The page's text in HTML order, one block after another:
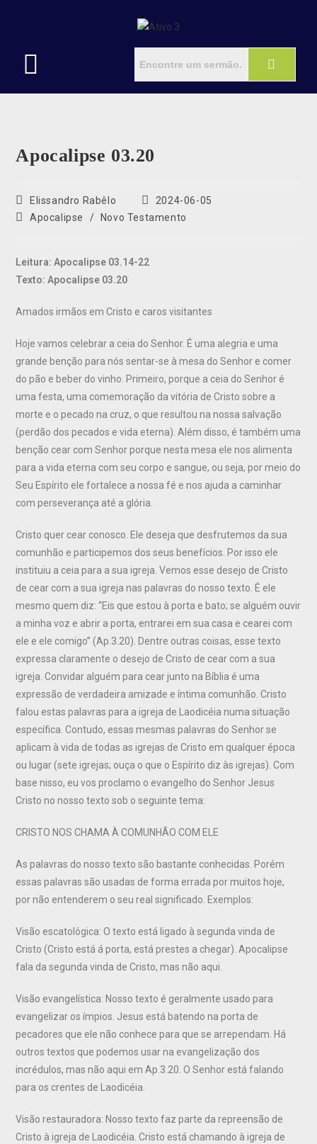
Apocalipse 03.20
Elissandro Rabêlo
2024-06-05
Apocalipse
/ Novo Testamento
Leitura: Apocalipse 03.14-22
Texto: Apocalipse 03.20
Amados irmãos em Cristo e caros visitantes
Hoje vamos celebrar a ceia do Senhor. É uma alegria e uma
grande benção para nós sentar-se à mesa do Senhor e comer
do pão e beber do vinho. Primeiro, porque a ceia do Senhor é
uma festa, uma comemoração da vitória de Cristo sobre a
morte e o pecado na cruz, o que resultou na nossa salvação
(perdão dos pecados e vida eterna). Além disso, é também uma
benção cear com Senhor porque nesta mesa ele nos alimenta
para a vida eterna com seu corpo e sangue, ou seja, por meio do
Seu Espírito ele fortalece a nossa fé e nos ajuda a caminhar
com perseverança até a glória.
Cristo quer cear conosco. Ele deseja que desfrutemos da sua
comunhão e participemos dos seus benefícios. Por isso ele
instituiu a ceia para a sua igreja. Vemos esse desejo de Cristo
de cear com a sua igreja nas palavras do nosso texto. É ele
mesmo quem diz: “Eis que estou à porta e bato; se alguém ouvir
a minha voz e abrir a porta, entrarei em sua casa e cearei com
ele e ele comigo” (Ap.3.20). Dentre outras coisas, esse texto
expressa claramente o desejo de Cristo de cear com a sua
igreja. Convidar alguém para cear junto na Bíblia é uma
expressão de verdadeira amizade e íntima comunhão. Cristo
falou estas palavras para a igreja de Laodicéia numa situação
específica. Contudo, essas mesmas palavras do Senhor se
aplicam à vida de todas as igrejas de Cristo em qualquer época
ou lugar (sete igrejas; ouça o que o Espírito diz às igrejas). Com
base nisso, eu vos proclamo o evangelho do Senhor Jesus
Cristo no nosso texto sob o seguinte tema:
CRISTO NOS CHAMA À COMUNHÃO COM ELE
As palavras do nosso texto são bastante conhecidas. Porém
essas palavras são usadas de forma errada por muitos hoje,
por não entenderem o seu real significado. Exemplos:
Visão escatológica: O texto está ligado à segunda vinda de
Cristo (Cristo está á porta, está prestes a chegar). Apocalipse
fala da segunda vinda de Cristo, mas não aqui.
Visão evangelística: Nosso texto é geralmente usado para
evangelizar os ímpios. Jesus está batendo na porta de
pecadores que ele não conhece para que se arrependam. Há
outros textos que podemos usar na evangelização dos
incrédulos, mas não aqui em Ap.3.20. O Senhor está falando
para os crentes de Laodicéia.
Visão restauradora: Nosso texto faz parte da repreensão de
Cristo à igreja de Laodicéia. Cristo está chamando à igreja de